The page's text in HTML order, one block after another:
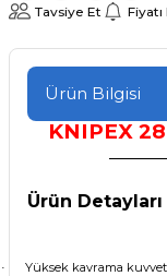
Tavsiye Et
Ürün Bilgisi
KNIPEX
Ürün Detayları
·
Yüksek kavrama